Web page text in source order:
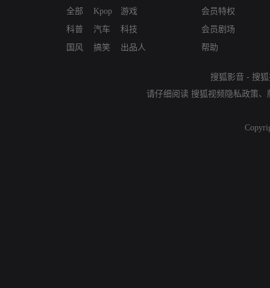
全部
科普
国风
Kpop
汽车
搞笑
游戏
科技
出品人
会员特权
会员剧场
帮助
搜狐影音 - 搜
请仔细阅读 搜狐视频隐私政策、